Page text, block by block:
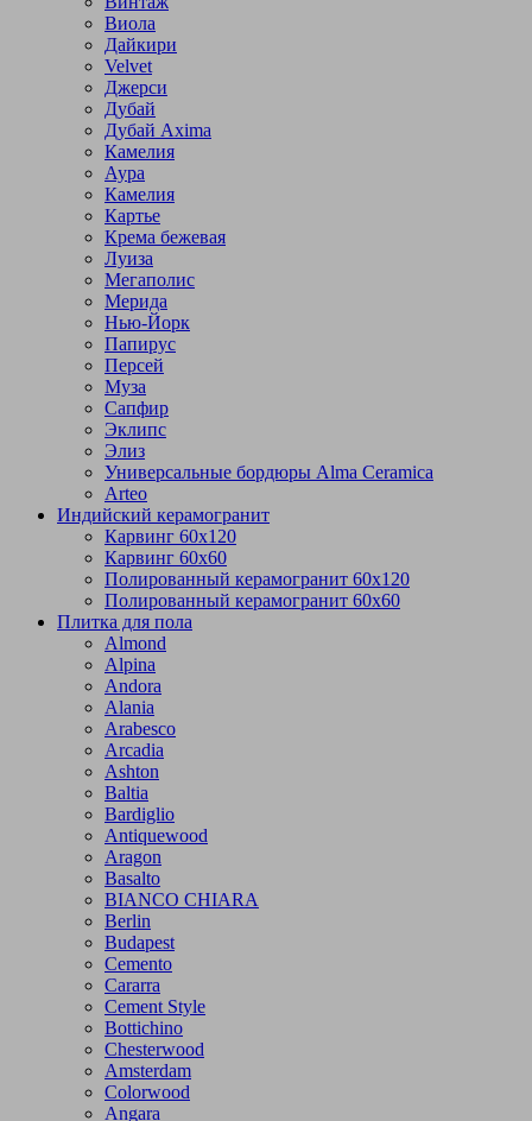
Виола
Дайкири
Velvet
Джерси
Дубай
Дубай Axima
Камелия
Аура
Камелия
Картье
Крема бежевая
Луиза
Мегаполис
Мерида
Нью-Йорк
Папирус
Персей
Муза
Сапфир
Эклипс
Элиз
Универсальные бордюры Alma Ceramica
Arteo
Индийский керамогранит
Карвинг 60х120
Карвинг 60х60
Полированный керамогранит 60х120
Полированный керамогранит 60х60
Плитка для пола
Almond
Alpina
Andora
Alania
Arabesco
Arcadia
Ashton
Baltia
Bardiglio
Antiquewood
Aragon
Basalto
BIANCO CHIARA
Berlin
Budapest
Cemento
Cararra
Cement Style
Bottichino
Chesterwood
Amsterdam
Colorwood
Angara